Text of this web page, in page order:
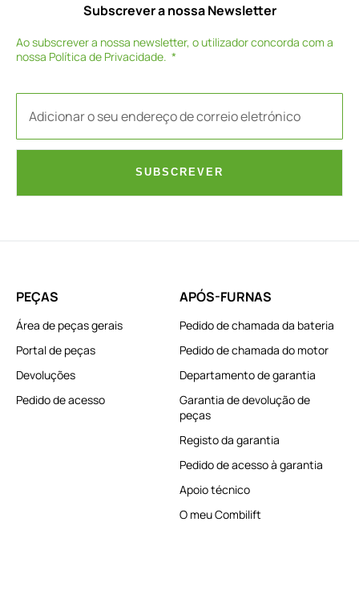
Subscrever a nossa Newsletter
Ao subscrever a nossa newsletter, o utilizador concorda com a
nossa Política de Privacidade.
SUBSCREVER
PEÇAS
Área de peças gerais
Portal de peças
Devoluções
Pedido de acesso
APÓS-FURNAS
Pedido de chamada da bateria
Pedido de chamada do motor
Departamento de garantia
Garantia de devolução de
peças
Registo da garantia
Pedido de acesso à garantia
Apoio técnico
O meu Combilift